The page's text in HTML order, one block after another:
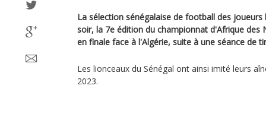
La sélection sénégalaise de football des
soir, la 7e édition du championnat d'Afrique des
en finale face à l'Algérie, suite à une séance de
Les lionceaux du Sénégal ont ainsi imité leurs
2023.